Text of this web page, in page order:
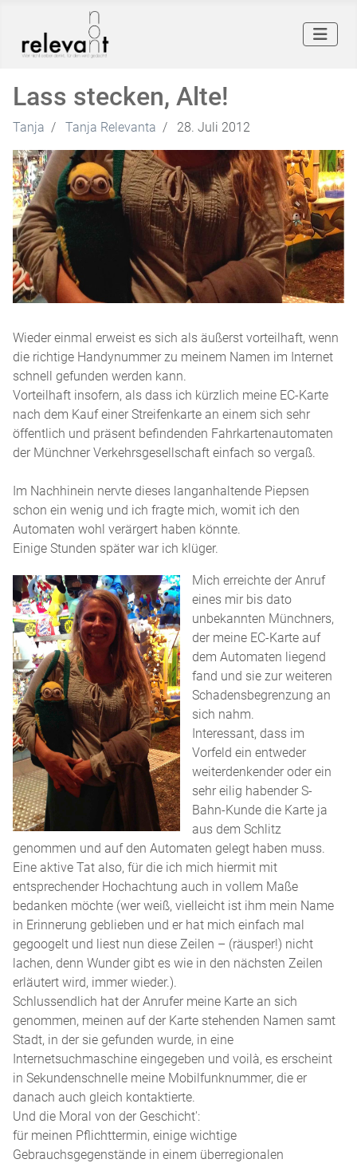
Lass stecken, Alte!
Tanja Tanja Relevanta 28. Juli 2012
Wieder einmal erweist es sich als äußerst vorteilhaft, wenn
die richtige Handynummer zu meinem Namen im Internet
schnell gefunden werden kann.
Vorteilhaft insofern, als dass ich kürzlich meine EC-Karte
nach dem Kauf einer Streifenkarte an einem sich sehr
öffentlich und präsent befindenden Fahrkartenautomaten
der Münchner Verkehrsgesellschaft einfach so vergaß.
Im Nachhinein nervte dieses langanhaltende Piepsen
schon ein wenig und ich fragte mich, womit ich den
Automaten wohl verärgert haben könnte.
Einige Stunden später war ich klüger.
Mich erreichte der Anruf
eines mir bis dato
unbekannten Münchners,
der meine EC-Karte auf
dem Automaten liegend
fand und sie zur weiteren
Schadensbegrenzung an
sich nahm.
Interessant, dass im
Vorfeld ein entweder
weiterdenkender oder ein
sehr eilig habender S-
Bahn-Kunde die Karte ja
aus dem Schlitz
genommen und auf den Automaten gelegt haben muss.
Eine aktive Tat also, für die ich mich hiermit mit
entsprechender Hochachtung auch in vollem Maße
bedanken möchte (wer weiß, vielleicht ist ihm mein Name
in Erinnerung geblieben und er hat mich einfach mal
gegoogelt und liest nun diese Zeilen – (räusper!) nicht
lachen, denn Wunder gibt es wie in den nächsten Zeilen
erläutert wird, immer wieder.).
Schlussendlich hat der Anrufer meine Karte an sich
genommen, meinen auf der Karte stehenden Namen samt
Stadt, in der sie gefunden wurde, in eine
Internetsuchmaschine eingegeben und voilà, es erscheint
in Sekundenschnelle meine Mobilfunknummer, die er
danach auch gleich kontaktierte.
Und die Moral von der Geschicht':
für meinen Pflichttermin, einige wichtige
Gebrauchsgegenstände in einem überregionalen